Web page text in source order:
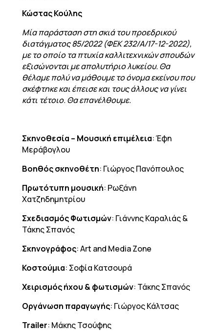
Κώστας Κούλης
Μία παράσταση στη σκιά του προεδρικού
διατάγματος 85/2022 (ΦΕΚ 232/Α/17-12-2022),
με το οποίο τα πτυχία καλλιτεχνικών σπουδών
εξισώνονται με απολυτήριο λυκείου. Θα
θέλαμε πολύ να μάθουμε το όνομα εκείνου που
σκέφτηκε και έπεισε και τους άλλους να γίνει
κάτι τέτοιο. Θα επανέλθουμε.
Σκηνοθεσία – Μουσική επιμέλεια: Έφη
Μεράβογλου
Βοηθός σκηνοθέτη: Γιώργος Πανόπουλος
Πρωτότυπη μουσική: Ρωξάνη
Χατζηδημητρίου
Σχεδιασμός Φωτισμών: Γιάννης Καραλιάς &
Τάκης Σπανός
Σκηνογράφος: Art and Media Zone
Κοστούμια: Σοφία Κατσουρά
Χειρισμός ήχου & φωτισμών: Τάκης Σπανός
Οργάνωση παραγωγής: Γιώργος Κάλτσας
Trailer: Μάκης Τσούφης